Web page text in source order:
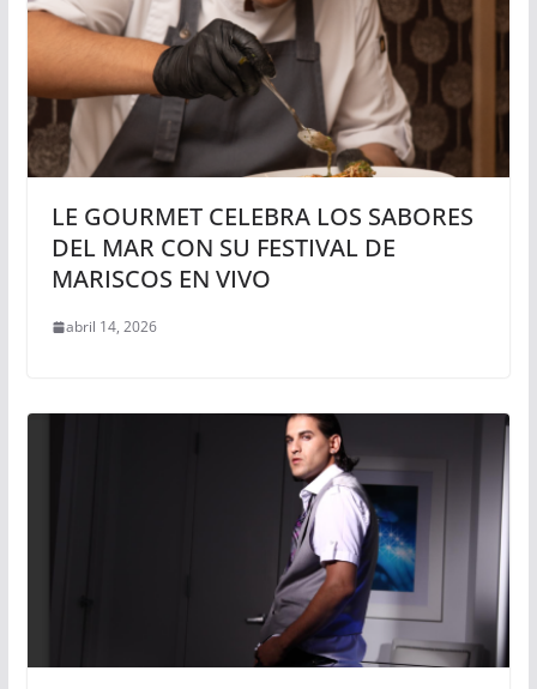
LE GOURMET CELEBRA LOS SABORES
DEL MAR CON SU FESTIVAL DE
MARISCOS EN VIVO
abril 14, 2026